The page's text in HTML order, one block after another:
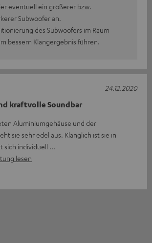
eventuell ein größerer bzw.
Subwoofer an.
des Subwoofers im Raum
bessern Klangergebnis führen.
kraftvolle Soundbar
Aluminiumgehäuse und der
sie sehr edel aus. Klanglich ist sie in
sich individuell
lesen
24.12.2020